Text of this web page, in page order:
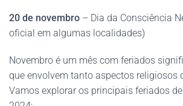
20 de novembro – Dia da Consciência
oficial em algumas localidades)
Novembro é um mês com feriados
que envolvem tanto aspectos religiosos
Vamos explorar os principais feriados